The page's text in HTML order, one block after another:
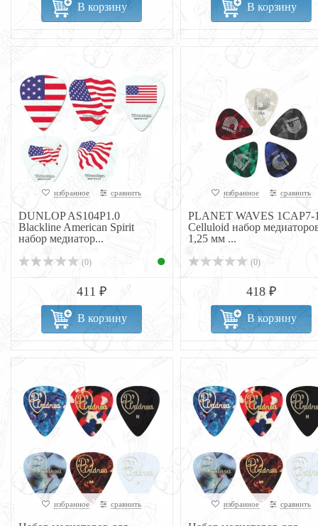
В корзину В корзину
избранное сравнить
DUNLOP AS104P1.0
Blackline American Spirit
набор медиатор...
(0)
411 ₽
В корзину
избранное сравнить
PLANET WAVES 1CAP7-
Celluloid набор
1,25 мм ...
(0)
418 ₽
В корзину
избранное сравнить избранное сравнить